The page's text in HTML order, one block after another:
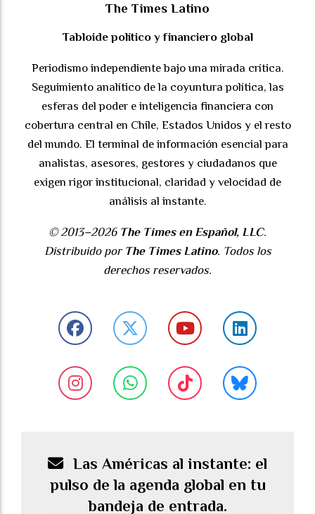
The Times Latino
Tabloide político y financiero global
Periodismo independiente bajo una mirada crítica.
Seguimiento analítico de la coyuntura política, las
esferas del poder e inteligencia financiera con
cobertura central en Chile, Estados Unidos y el resto
del mundo. El terminal de información esencial para
analistas, asesores, gestores y ciudadanos que
exigen rigor institucional, claridad y velocidad de
análisis al instante.
© 2013–2026 The Times en Español, LLC.
Distribuido por The Times Latino. Todos los
derechos reservados.
Las Américas al instante: el
pulso de la agenda global en tu
bandeja de entrada.